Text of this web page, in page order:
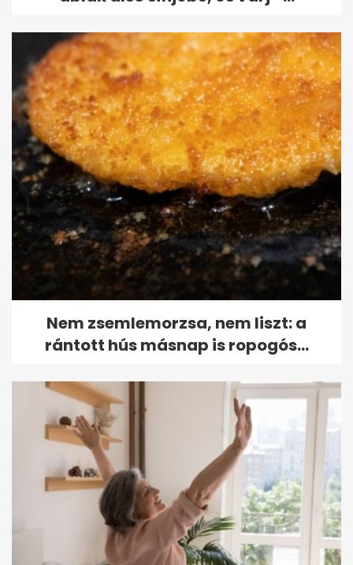
Nem zsemlemorzsa, nem liszt: a
rántott hús másnap is ropogós...